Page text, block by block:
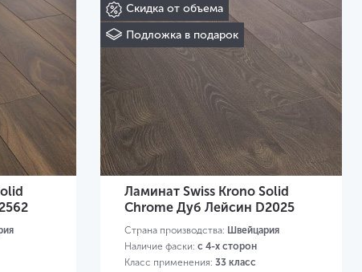
Скидка от объема
Подложка в подарок
Ламинат Swiss Krono Solid
Chrome Дуб Лейсин D2025
Страна производства: Швейцария
Наличие фаски: с 4-х сторон
Класс применения: 33 класс